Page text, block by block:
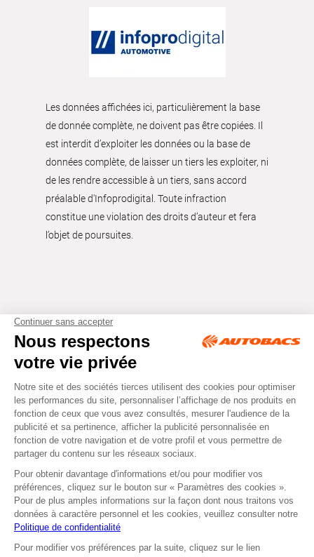
Les données affichées ici, particulièrement la base
de donnée complète, ne doivent pas être copiées. Il
est interdit d’exploiter les données ou la base de
données complète, de laisser un tiers les exploiter, ni
de les rendre accessible à un tiers, sans accord
préalable d'Infoprodigital. Toute infraction
constitue une violation des droits d’auteur et fera
l’objet de poursuites.
Tous droits réservés © Autobacs
Mentions légales RGPD
Cookies CGV
Facebook Instagram